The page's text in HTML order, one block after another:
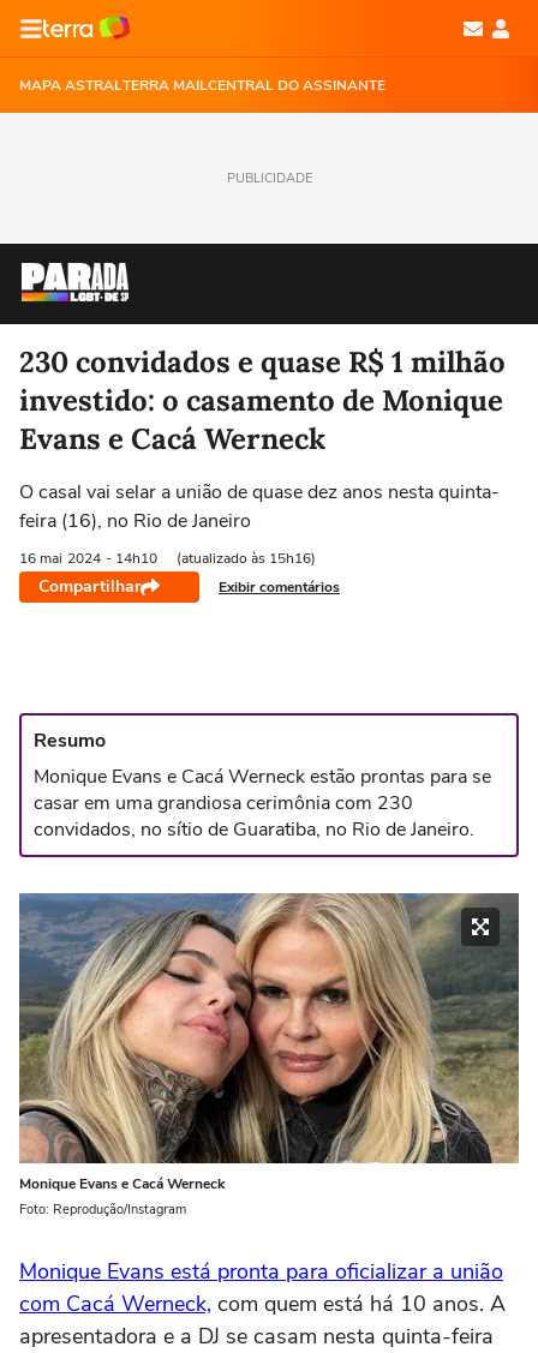
MAPA ASTRALTERRA MAILCENTRAL DO ASSINANTE
PUBLICIDADE
230 convidados e quase R$ 1 milhão
investido: o casamento de Monique
Evans e Cacá Werneck
O casal vai selar a união de quase dez anos nesta quinta-
feira (16), no Rio de Janeiro
16 mai 2024 - 14h10 (atualizado às 15h16)
Compartilhar Exibir comentários
Resumo
Monique Evans e Cacá Werneck estão prontas para se
casar em uma grandiosa cerimônia com 230
convidados, no sítio de Guaratiba, no Rio de Janeiro.
Monique Evans e Cacá Werneck
Foto: Reprodução/Instagram
Monique Evans está pronta para oficializar a união
com Cacá Werneck, com quem está há 10 anos. A
apresentadora e a DJ se casam nesta quinta-feira